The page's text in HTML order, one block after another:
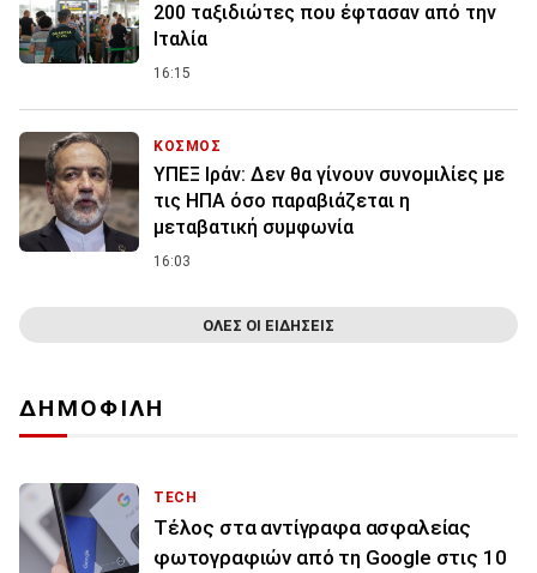
200 ταξιδιώτες που έφτασαν από την
Ιταλία
16:15
ΚΟΣΜΟΣ
ΥΠΕΞ Ιράν: Δεν θα γίνουν συνομιλίες με
τις ΗΠΑ όσο παραβιάζεται η
μεταβατική συμφωνία
16:03
ΟΛΕΣ ΟΙ ΕΙΔΗΣΕΙΣ
ΔΗΜΟΦΙΛΗ
TECH
Τέλος στα αντίγραφα ασφαλείας
φωτογραφιών από τη Google στις 10